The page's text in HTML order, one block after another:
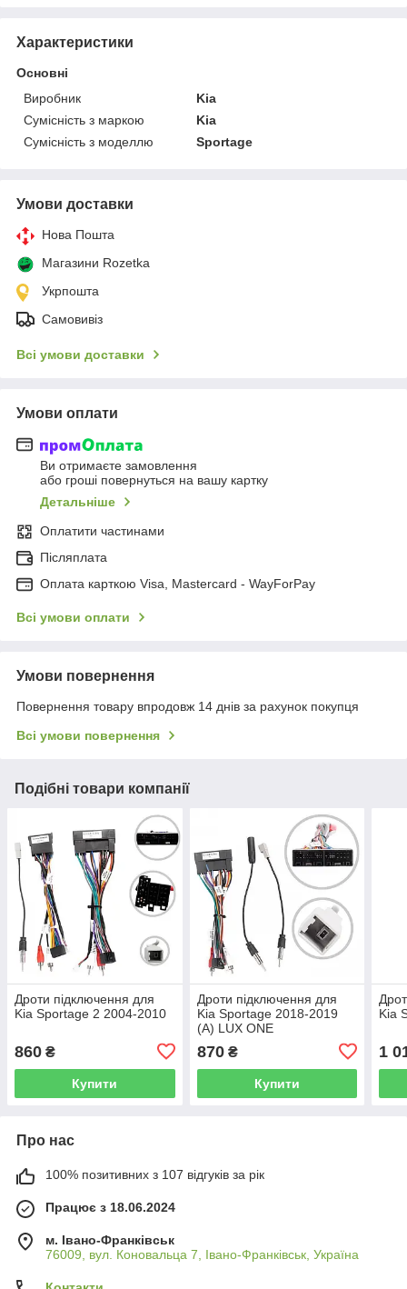
Характеристики
Основні
Виробник
Kia
Сумісність з маркою
Kia
Сумісність з моделлю
Sportage
Умови доставки
Нова Пошта
Магазини Rozetka
Укрпошта
Самовивіз
Всі умови доставки
Умови оплати
Ви отримаєте замовлення
або гроші повернуться на вашу картку
Детальніше
Оплатити частинами
Післяплата
Оплата карткою Visa, Mastercard - WayForPay
Всі умови оплати
Умови повернення
Повернення товару впродовж 14 днів за рахунок покупця
Всі умови повернення
Подібні товари компанії
Дроти підключення для
Kia Sportage 2 2004-2010
860 ₴
Купити
Дроти підключення для
Kia Sportage 2018-2019
(A) LUX ONE
870₴
Купити
Kia
1
Про нас
100% позитивних з 107 відгуків за рік
Працює з 18.06.2024
м. Івано-Франківськ
76009, вул. Коновальца 7, Івано-Франківськ, Україна